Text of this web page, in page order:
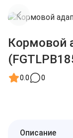
Кормовой
0.0 0
Описание